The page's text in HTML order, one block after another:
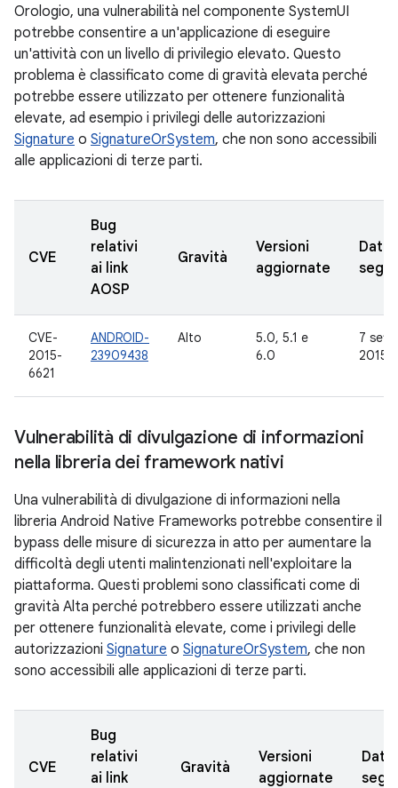
Orologio, una vulnerabilità nel componente SystemUI
potrebbe consentire a un'applicazione di eseguire
un'attività con un livello di privilegio elevato. Questo
problema è classificato come di gravità elevata perché
potrebbe essere utilizzato per ottenere funzionalità
elevate, ad esempio i privilegi delle autorizzazioni
Signature o SignatureOrSystem, che non sono accessibili
alle applicazioni di terze parti.
CVE
Bug
relativi
ai link
AOSP
Gravità
Versioni
aggiornate
Data
CVE-
2015-
6621
ANDROID-
23909438
Alto
5.0, 5.1 e
6.0
7
2015
Vulnerabilità di divulgazione di informazioni
nella libreria dei framework nativi
Una vulnerabilità di divulgazione di informazioni nella
libreria Android Native Frameworks potrebbe consentire il
bypass delle misure di sicurezza in atto per aumentare la
difficoltà degli utenti malintenzionati nell'exploitare la
piattaforma. Questi problemi sono classificati come di
gravità Alta perché potrebbero essere utilizzati anche
per ottenere funzionalità elevate, come i privilegi delle
autorizzazioni Signature o SignatureOrSystem, che non
sono accessibili alle applicazioni di terze parti.
CVE
Bug
relativi
ai link
Gravità
Versioni
aggiornate
Data